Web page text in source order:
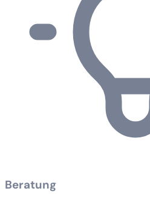
Beratung